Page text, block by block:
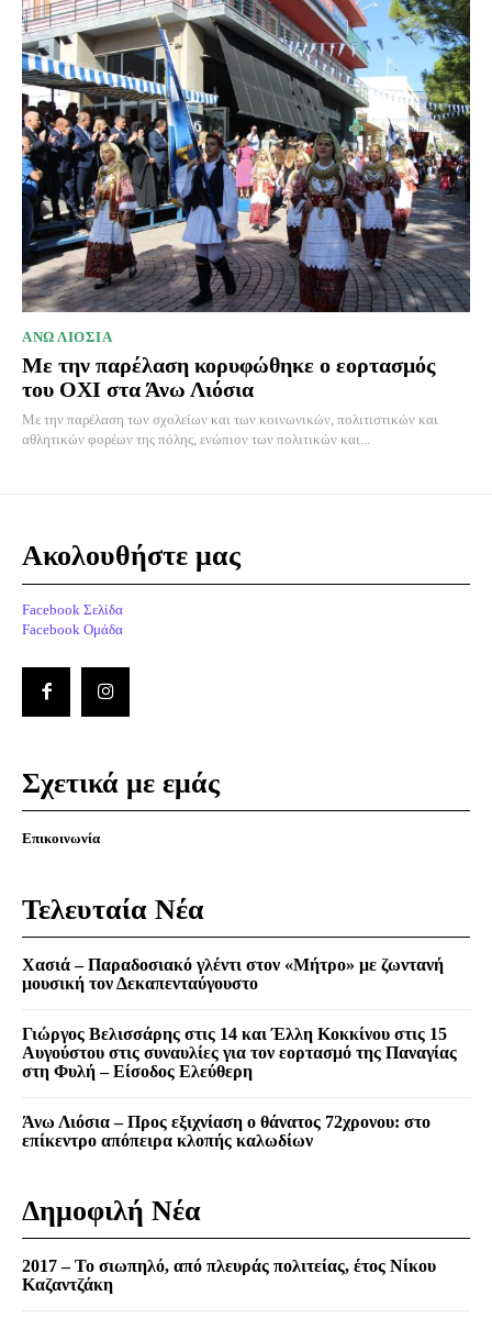
ΑΝΩ ΛΙΟΣΙΑ
Με την παρέλαση κορυφώθηκε ο εορτασμός
του ΟΧΙ στα Άνω Λιόσια
Με την παρέλαση των σχολείων και των κοινωνικών, πολιτιστικών και
αθλητικών φορέων της πόλης, ενώπιον των πολιτικών και...
Ακολουθήστε μας
Facebook Σελίδα
Facebook Ομάδα
Σχετικά με εμάς
Επικοινωνία
Τελευταία Νέα
Χασιά – Παραδοσιακό γλέντι στον «Μήτρο» με ζωντανή
μουσική τον Δεκαπενταύγουστο
Γιώργος Βελισσάρης στις 14 και Έλλη Κοκκίνου στις 15
Αυγούστου στις συναυλίες για τον εορτασμό της Παναγίας
στη Φυλή – Είσοδος Ελεύθερη
Άνω Λιόσια – Προς εξιχνίαση ο θάνατος 72χρονου: στο
επίκεντρο απόπειρα κλοπής καλωδίων
Δημοφιλή Νέα
2017 – Το σιωπηλό, από πλευράς πολιτείας, έτος Νίκου
Καζαντζάκη